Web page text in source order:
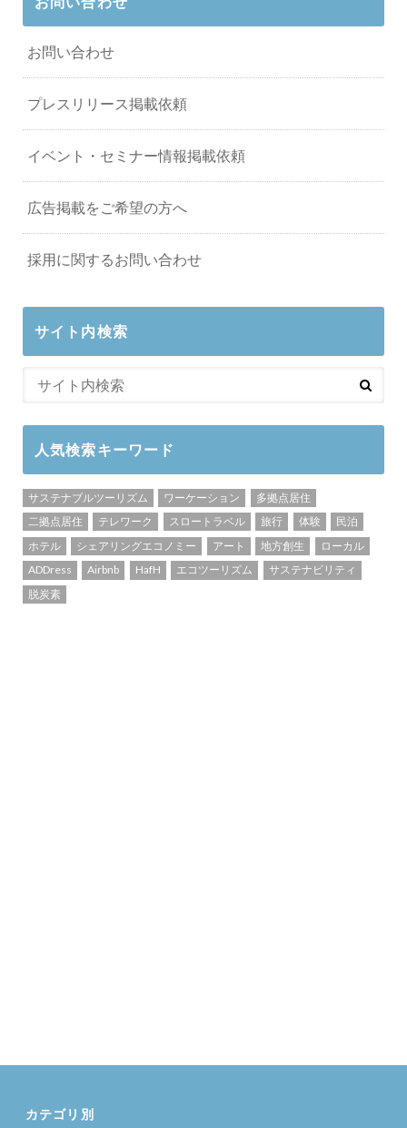
お問い合わせ
プレスリリース掲載依頼
イベント・セミナー情報掲載依頼
広告掲載をご希望の方へ
採用に関するお問い合わせ
サイト内検索
人気検索キーワード
サステナブルツーリズム ワーケーション
多拠点居住
二拠点居住
テレワーク スロートラベル 旅行 体験
民泊
ホテル
シェアリングエコノミー アート 地方創生
ローカル
ADDress
Airbnb HafH エコツーリズム
サステナビリティ
脱炭素
カテゴリ別